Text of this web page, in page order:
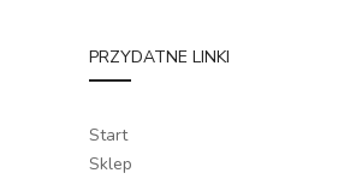
PRZYDATNE LINKI
Start
Sklep